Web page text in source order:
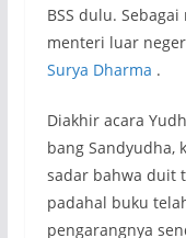
BSS dulu.
menteri luar
Surya Dharma .
Diakhir acara
bang Sandyudha,
sadar bahwa duit
padahal buku
pengarangnya